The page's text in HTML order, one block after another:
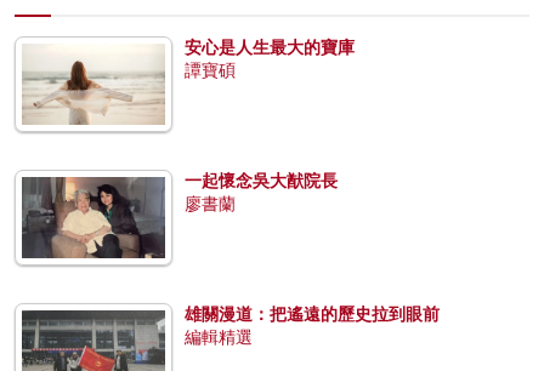
安心是人生最大的寶庫
譚寶碩
一起懷念吳大猷院長
廖書蘭
雄關漫道：把遙遠的歷史拉到眼前
編輯精選